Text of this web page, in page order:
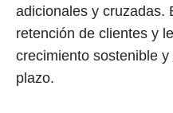
adicionales y cruzadas.
retención de clientes y
crecimiento sostenible
plazo.